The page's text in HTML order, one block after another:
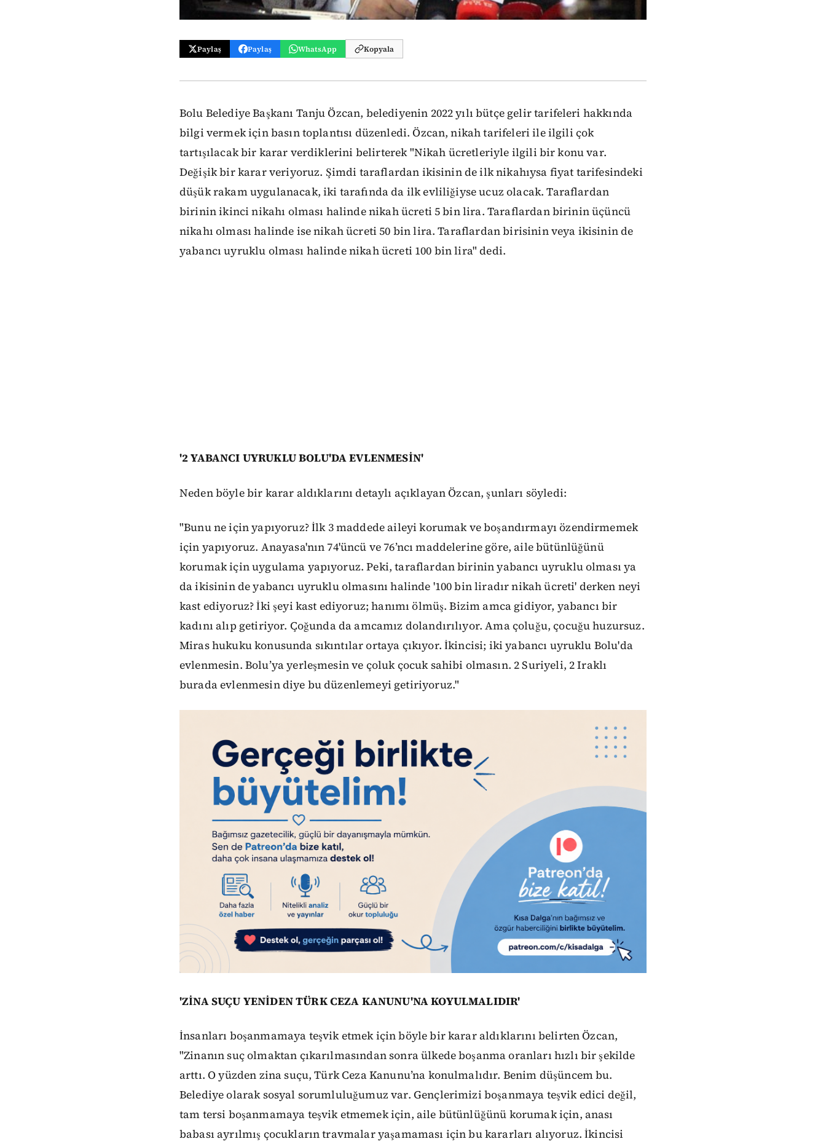
Paylaş Paylaş WhatsApp Kopyala
Bolu Belediye Başkanı Tanju Özcan, belediyenin 2022 yılı bütçe gelir tarifeleri hakkında
bilgi vermek için basın toplantısı düzenledi. Özcan, nikah tarifeleri ile ilgili çok
tartışılacak bir karar verdiklerini belirterek "Nikah ücretleriyle ilgili bir konu var.
Değişik bir karar veriyoruz. Şimdi taraflardan ikisinin de ilk nikahıysa fiyat tarifesindeki
düşük rakam uygulanacak, iki tarafında da ilk evliliğiyse ucuz olacak. Taraflardan
birinin ikinci nikahı olması halinde nikah ücreti 5 bin lira. Taraflardan birinin üçüncü
nikahı olması halinde ise nikah ücreti 50 bin lira. Taraflardan birisinin veya ikisinin de
yabancı uyruklu olması halinde nikah ücreti 100 bin lira" dedi.
'2 YABANCI UYRUKLU BOLU'DA EVLENMESİN'
Neden böyle bir karar aldıklarını detaylı açıklayan Özcan, şunları söyledi:
"Bunu ne için yapıyoruz? İlk 3 maddede aileyi korumak ve boşandırmayı özendirmemek
için yapıyoruz. Anayasa'nın 74'üncü ve 76’ncı maddelerine göre, aile bütünlüğünü
korumak için uygulama yapıyoruz. Peki, taraflardan birinin yabancı uyruklu olması ya
da ikisinin de yabancı uyruklu olmasını halinde '100 bin liradır nikah ücreti' derken neyi
kast ediyoruz? İki şeyi kast ediyoruz; hanımı ölmüş. Bizim amca gidiyor, yabancı bir
kadını alıp getiriyor. Çoğunda da amcamız dolandırılıyor. Ama çoluğu, çocuğu huzursuz.
Miras hukuku konusunda sıkıntılar ortaya çıkıyor. İkincisi; iki yabancı uyruklu Bolu'da
evlenmesin. Bolu’ya yerleşmesin ve çoluk çocuk sahibi olmasın. 2 Suriyeli, 2 Iraklı
burada evlenmesin diye bu düzenlemeyi getiriyoruz."
'ZİNA SUÇU YENİDEN TÜRK CEZA KANUNU'NA KOYULMALIDIR'
İnsanları boşanmamaya teşvik etmek için böyle bir karar aldıklarını belirten Özcan,
"Zinanın suç olmaktan çıkarılmasından sonra ülkede boşanma oranları hızlı bir şekilde
arttı. O yüzden zina suçu, Türk Ceza Kanunu’na konulmalıdır. Benim düşüncem bu.
Belediye olarak sosyal sorumluluğumuz var. Gençlerimizi boşanmaya teşvik edici değil,
tam tersi boşanmamaya teşvik etmemek için, aile bütünlüğünü korumak için, anası
babası ayrılmış çocukların travmalar yaşamaması için bu kararları alıyoruz. İkincisi